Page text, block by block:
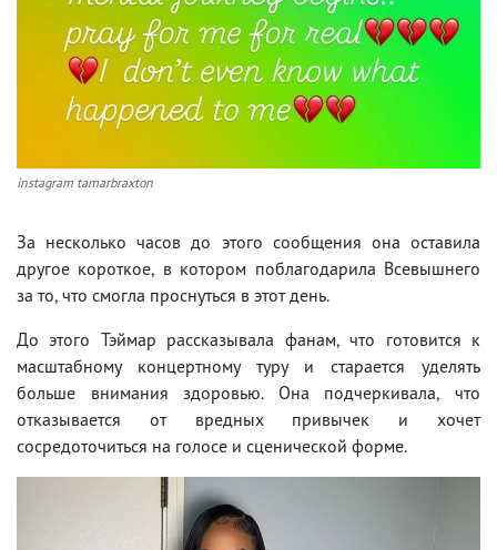
instagram tamarbraxton
За несколько часов до этого сообщения она оставила
другое короткое, в котором поблагодарила Всевышнего
за то, что смогла проснуться в этот день.
До этого Тэймар рассказывала фанам, что готовится к
масштабному концертному туру и старается уделять
больше внимания здоровью. Она подчеркивала, что
отказывается от вредных привычек и хочет
сосредоточиться на голосе и сценической форме.